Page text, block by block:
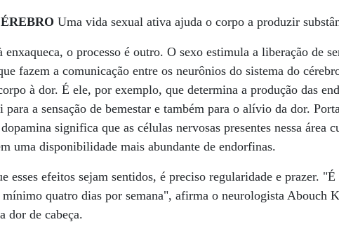
Uma vida sexual ativa ajuda o corpo a produzir
enxaqueca, o processo é outro. O sexo estimula a liberação de
fazem a comunicação entre os neurônios do sistema do
à dor. É ele, por exemplo, que determina a produção das
para a sensação de bemestar e também para o alívio da dor.
significa que as células nervosas presentes nessa área
uma disponibilidade mais abundante de endorfinas.
esses efeitos sejam sentidos, é preciso regularidade e prazer.
mínimo quatro dias por semana", afirma o neurologista Abouch
dor de cabeça.